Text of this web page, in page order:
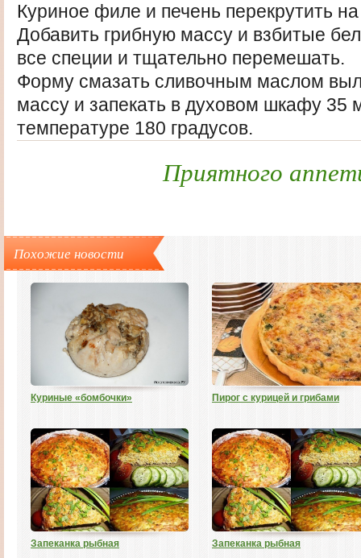
Куриное филе и печень перекрутить
Добавить грибную массу и взбитые
все специи и тщательно перемешать.
Форму смазать сливочным маслом
массу и запекать в духовом шкафу 35
температуре 180 градусов.
Приятного
Похожие новости
Куриные «бомбочки» Пирог с курицей и грибами
Запеканка рыбная Запеканка рыбная